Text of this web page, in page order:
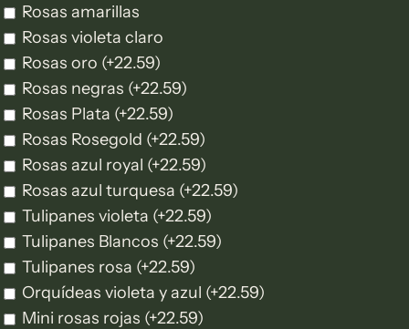
Rosas amarillas
Rosas violeta claro
Rosas oro (+22.59)
Rosas negras (+22.59)
Rosas Plata (+22.59)
Rosas Rosegold (+22.59)
Rosas azul royal (+22.59)
Rosas azul turquesa (+22.59)
Tulipanes violeta (+22.59)
Tulipanes Blancos (+22.59)
Tulipanes rosa (+22.59)
Orquídeas violeta y azul (+22.59)
Mini rosas rojas (+22.59)